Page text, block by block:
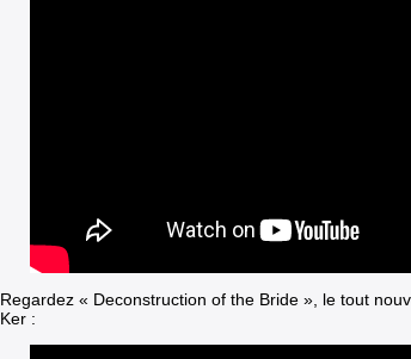
Regardez « Deconstruction of the Bride », le tout
Ker :